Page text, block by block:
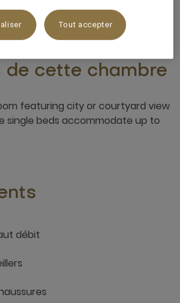
de cette chambre
featuring city or courtyard view
single beds accommodate up to
débit
Tout accepter